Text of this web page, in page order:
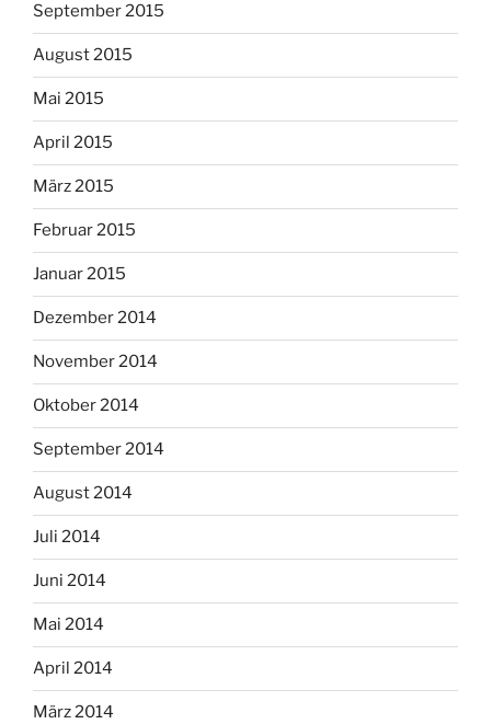
September 2015
August 2015
Mai 2015
April 2015
März 2015
Februar 2015
Januar 2015
Dezember 2014
November 2014
Oktober 2014
September 2014
August 2014
Juli 2014
Juni 2014
Mai 2014
April 2014
März 2014